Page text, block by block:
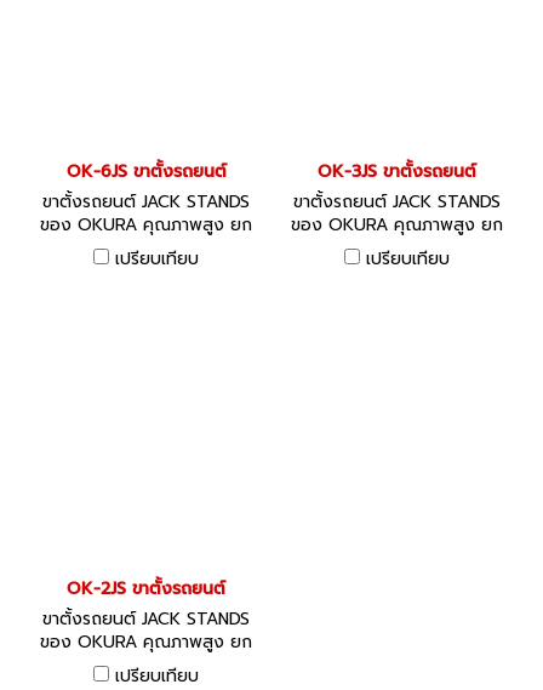
OK-6JS ขาตั้งรถยนต์
ขาตั้งรถยนต์ JACK STANDS
ของ OKURA คุณภาพสูง ยก
ระดับได้
เปรียบเทียบ
OK-3JS ขาตั้งรถยนต์
ขาตั้งรถยนต์ JACK STANDS
ของ OKURA คุณภาพสูง ยก
ระดับได้
เปรียบเทียบ
OK-2JS ขาตั้งรถยนต์
ขาตั้งรถยนต์ JACK STANDS
ของ OKURA คุณภาพสูง ยก
ระดับได้
เปรียบเทียบ